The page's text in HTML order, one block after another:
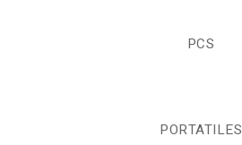
PCS
PORTATILES